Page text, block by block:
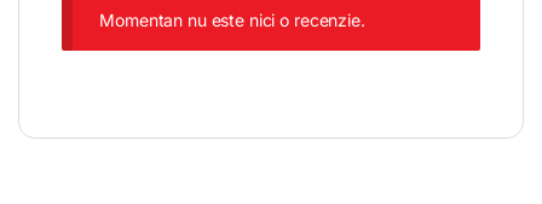
Momentan nu este nici o recenzie.